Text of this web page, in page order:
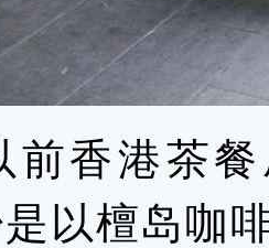
香港茶餐
以檀岛咖